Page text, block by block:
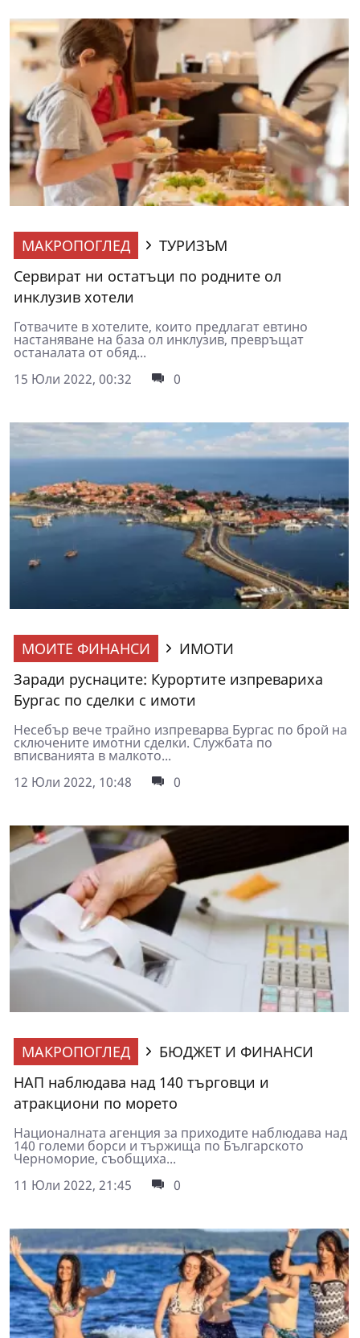
МАКРОПОГЛЕД
ТУРИЗЪМ
Сервират ни остатъци по родните ол
инклузив хотели
Готвачите в хотелите, които предлагат евтино
настаняване на база ол инклузив, превръщат
останалата от обяд...
15 Юли 2022, 00:32
0
МОИТЕ ФИНАНСИ
ИМОТИ
Заради руснаците: Курортите изпревариха
Бургас по сделки с имоти
Несебър вече трайно изпреварва Бургас по брой на
сключените имотни сделки. Службата по
вписванията в малкото...
12 Юли 2022, 10:48
0
МАКРОПОГЛЕД
БЮДЖЕТ И ФИНАНСИ
НАП наблюдава над 140 търговци и
атракциони по морето
Националната агенция за приходите наблюдава над
140 големи борси и тържища по Българското
Черноморие, съобщиха...
11 Юли 2022, 21:45
0